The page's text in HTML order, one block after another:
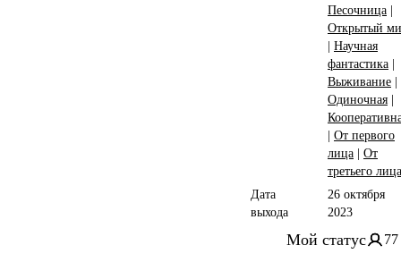
Песочница |
Открытый
| Научная
фантастика |
Выживание |
Одиночная |
| От первого
лица | От
третьего лица
Дата
выхода
26 октября
2023
Мой статус 77